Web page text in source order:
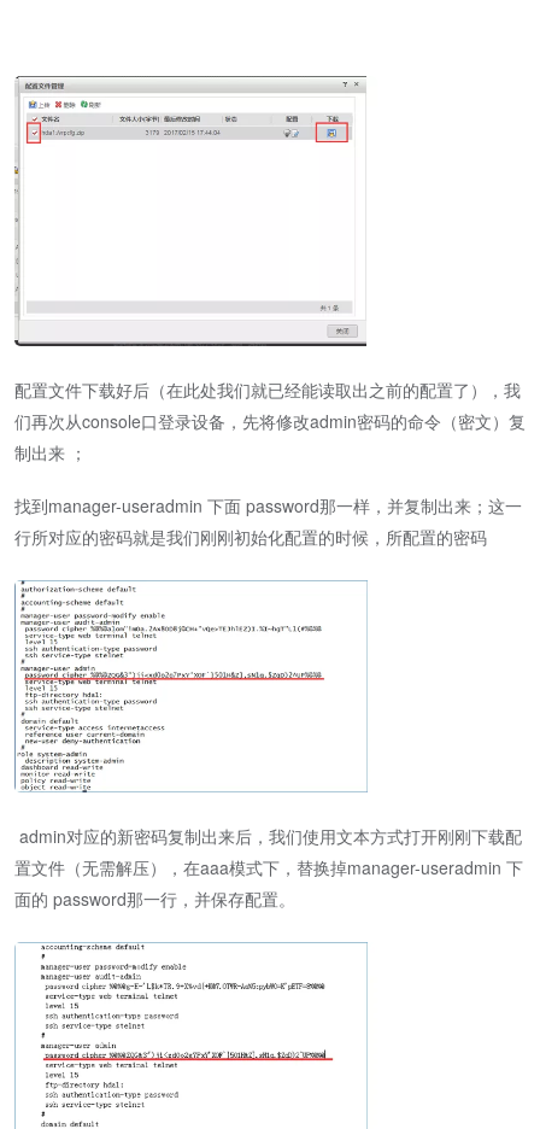
配置文件下载好后（在此处我们就已经能读取出之前的配置了），我
们再次从console口登录设备，先将修改admin密码的命令（密文）复
制出来 ；
找到manager-useradmin 下面 password那一样，并复制出来；这一
行所对应的密码就是我们刚刚初始化配置的时候，所配置的密码
admin对应的新密码复制出来后，我们使用文本方式打开刚刚下载配
置文件（无需解压），在aaa模式下，替换掉manager-useradmin 下
面的 password那一行，并保存配置。